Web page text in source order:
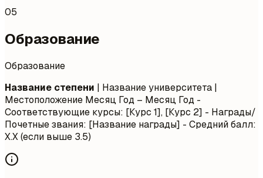
05
Образование
Образование
Название степени | Название университета |
Местоположение Месяц Год – Месяц Год -
Соответствующие курсы: [Курс 1], [Курс 2] - Награды/
Почетные звания: [Название награды] - Средний балл:
X.X (если выше 3.5)